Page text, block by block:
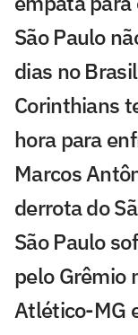
São Paulo
dias no
Corinthians
hora para
Marcos
derrota do
São Paulo
pelo Grêmio
Atlético-MG